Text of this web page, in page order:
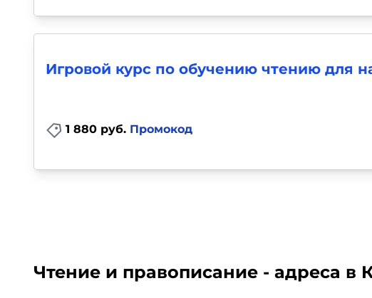
Игровой курс по обучению чтению для
1 880 руб. Промокод
Чтение и правописание - адреса в